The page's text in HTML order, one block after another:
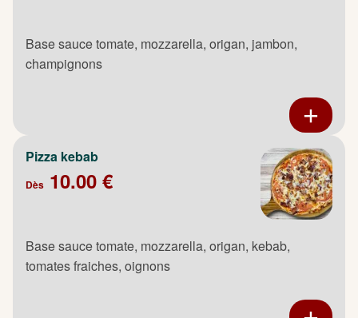
Base sauce tomate, mozzarella, origan, jambon,
champignons
Pizza kebab
Dès 10.00 €
Base sauce tomate, mozzarella, origan, kebab,
tomates fraiches, oignons